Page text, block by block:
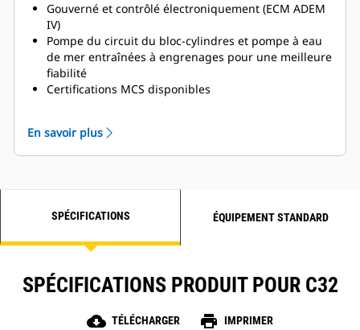
Gouverné et contrôlé électroniquement (ECM ADEM
IV)
Pompe du circuit du bloc-cylindres et pompe à eau
de mer entraînées à engrenages pour une meilleure
fiabilité
Certifications MCS disponibles
droit disponibles
En savoir plus
SPÉCIFICATIONS ÉQUIPEMENT STANDARD
SPÉCIFICATIONS PRODUIT POUR C32
cloud_download TÉLÉCHARGER print IMPRIMER